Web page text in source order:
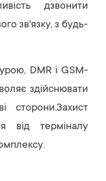
дзвонити
зв'язку, з будь-
DMR і GSM-
здійснювати
сторони.Захист
від терміналу